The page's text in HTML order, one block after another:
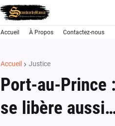
Accueil À Propos Contactez-nous
Accueil Justice
Port-au-Prince
se libère